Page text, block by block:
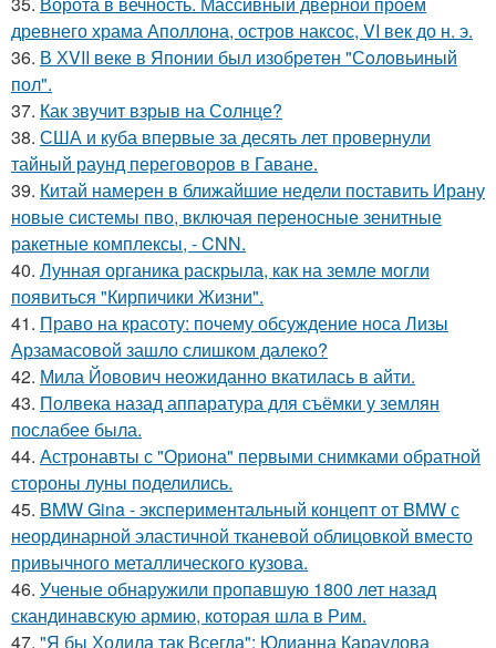
древнего храма Аполлона, остров наксос, VI век до н. э.
36. В ХVII веке в Япoнии был изобрeтeн "Сoлoвьиный
пол".
37. Как звучит взрыв на Солнце?
38. США и куба впервые за десять лет провернули
тайный раунд переговоров в Гаване.
39. Китай намерен в ближайшие недели поставить Ирану
новые системы пво, включая переносные зенитные
ракетные комплексы, - CNN.
40. Лунная органика раскрыла, как на земле могли
появиться "Кирпичики Жизни".
41. Право на красоту: почему обсуждение носа Лизы
Арзамасовой зашло слишком далеко?
42. Мила Йовович неожиданно вкатилась в айти.
43. Полвека назад аппаратура для съёмки у землян
послабее была.
44. Астронавты с "Ориона" первыми снимками обратной
стороны луны поделились.
45. BMW Gina - экспериментальный концепт от BMW с
неординарной эластичной тканевой облицовкой вместо
привычного металлического кузова.
46. Ученые обнаружили пропавшую 1800 лет назад
скандинавскую армию, которая шла в Рим.
47. "Я бы Ходила так Всегда": Юлианна Караулова